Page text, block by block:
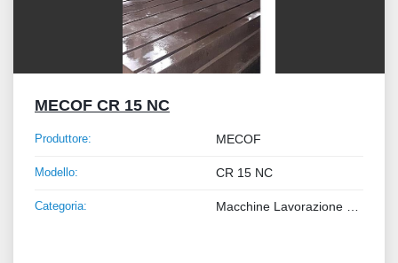
MECOF CR 15 NC
Produttore: MECOF
Modello: CR 15 NC
Categoria: